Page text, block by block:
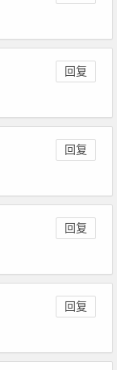
回复
回复
回复
回复